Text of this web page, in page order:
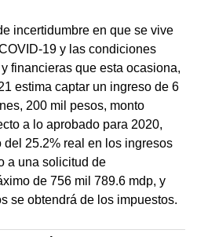
incertidumbre en que se vive
19 y las condiciones
financieras que esta ocasiona,
estima captar un ingreso de 6
200 mil pesos, monto
a lo aprobado para 2020,
25.2% real en los ingresos
a una solicitud de
de 756 mil 789.6 mdp, y
se obtendrá de los impuestos.